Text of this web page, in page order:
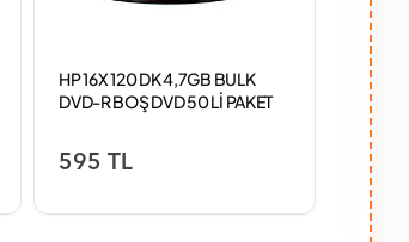
HP 16X 120 DK 4,7GB BULK
DVD-R BOŞ DVD 50 Lİ PAKET
595 TL
HP
595